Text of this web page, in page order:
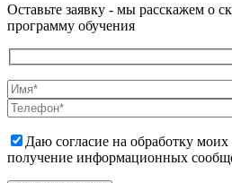
Оставьте заявку - мы расскажем о
программу обучения
Даю согласие на обработку
получение информационных